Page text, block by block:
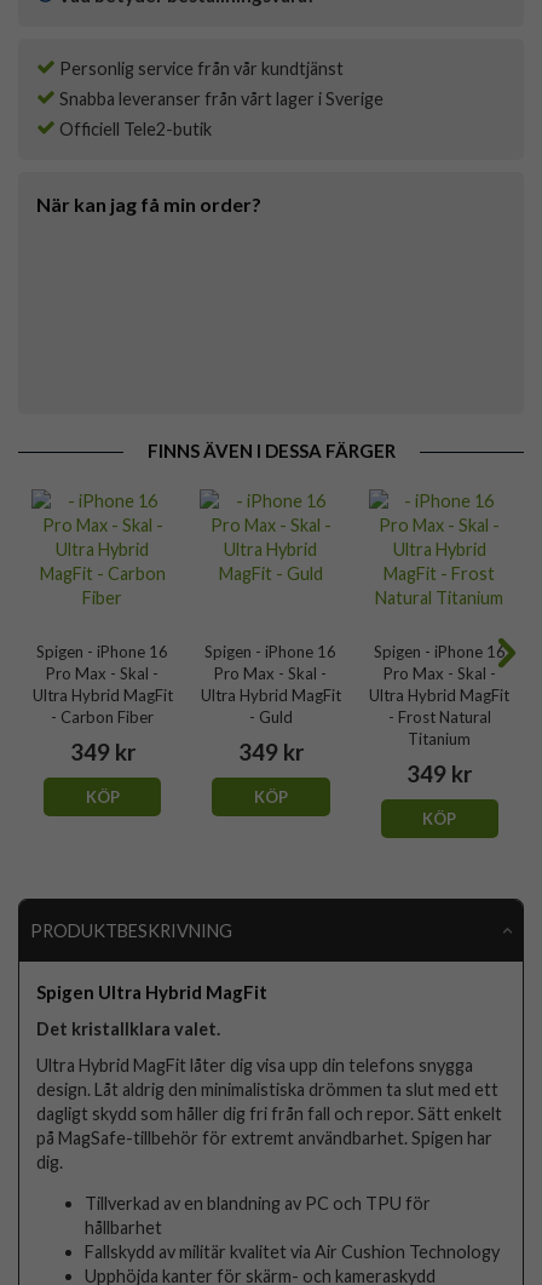
Personlig service från vår kundtjänst
Snabba leveranser från vårt lager i Sverige
Officiell Tele2-butik
När kan jag få min order?
FINNS ÄVEN I DESSA FÄRGER
Spigen - iPhone 16
Pro Max - Skal -
Ultra Hybrid MagFit
- Carbon Fiber
349 kr
KÖP
Spigen - iPhone 16
Pro Max - Skal -
Ultra Hybrid MagFit
- Guld
349 kr
KÖP
Spigen - iPhone 16
Pro Max - Skal -
Ultra Hybrid MagFit
- Frost Natural
Titanium
349 kr
KÖP
PRODUKTBESKRIVNING
Spigen Ultra Hybrid MagFit
Det kristallklara valet.
Ultra Hybrid MagFit låter dig visa upp din telefons snygga
design. Låt aldrig den minimalistiska drömmen ta slut med ett
dagligt skydd som håller dig fri från fall och repor. Sätt enkelt
på MagSafe-tillbehör för extremt användbarhet. Spigen har
dig.
Tillverkad av en blandning av PC och TPU för
hållbarhet
Fallskydd av militär kvalitet via Air Cushion Technology
Upphöjda kanter för skärm- och kameraskydd